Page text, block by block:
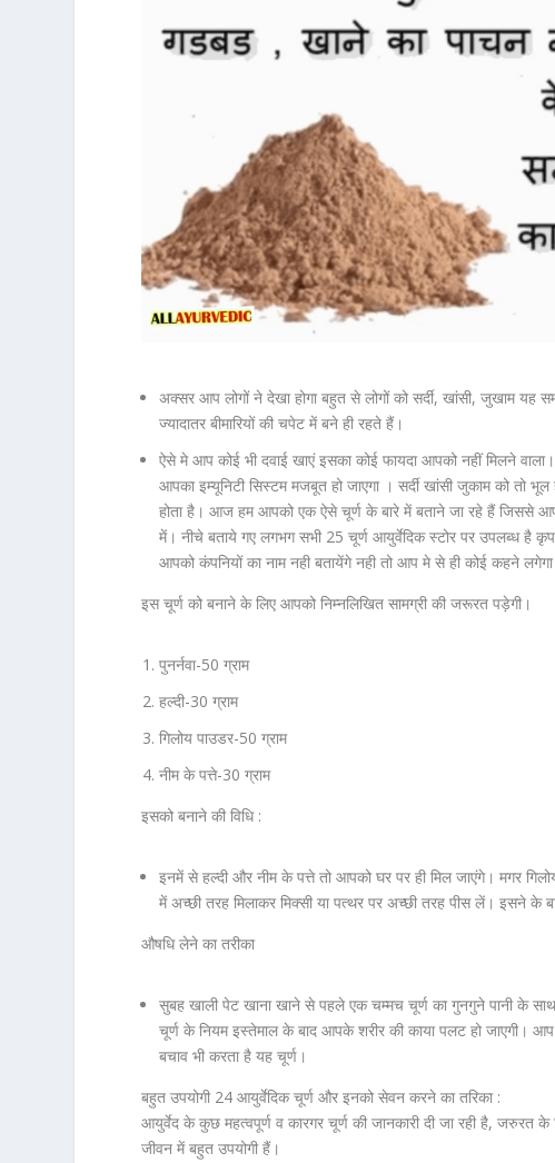
अक्सर आप लोगों ने देखा होगा बहुत से लोगों को सर्दी, खांसी, जुखाम यह
ज्यादातर बीमारियों की चपेट में बने ही रहते हैं।
ऐसे मे आप कोई भी दवाई खाएं इसका कोई फायदा आपको नहीं मिलने
आपका इम्यूनिटी सिस्टम मजबूत हो जाएगा । सर्दी खांसी जुकाम को तो
होता है। आज हम आपको एक ऐसे चूर्ण के बारे में बताने जा रहे हैं जिससे
में। नीचे बताये गए लगभग सभी 25 चूर्ण आयुर्वेदिक स्टोर पर उपलब्ध है
आपको कंपनियों का नाम नही बतायेंगे नही तो आप मे से ही कोई कहने
इस चूर्ण को बनाने के लिए आपको निम्नलिखित सामग्री की जरूरत पड़ेगी।
पुनर्नवा-50 ग्राम
हल्दी-30 ग्राम
गिलोय पाउडर-50 ग्राम
नीम के पत्ते-30 ग्राम
इसको बनाने की विधि :
इनमें से हल्दी और नीम के पत्ते तो आपको घर पर ही मिल जाएंगे। मगर
में अच्छी तरह मिलाकर मिक्सी या पत्थर पर अच्छी तरह पीस लें। इसने
औषधि लेने का तरीका
सुबह खाली पेट खाना खाने से पहले एक चम्मच चूर्ण का गुनगुने पानी के
चूर्ण के नियम इस्तेमाल के बाद आपके शरीर की काया पलट हो जाएगी।
बचाव भी करता है यह चूर्ण।
बहुत उपयोगी 24 आयुर्वेदिक चूर्ण और इनको सेवन करने का तरिका :
आयुर्वेद के कुछ महत्वपूर्ण व कारगर चूर्ण की जानकारी दी जा रही है, जरुरत
जीवन में बहुत उपयोगी हैं।